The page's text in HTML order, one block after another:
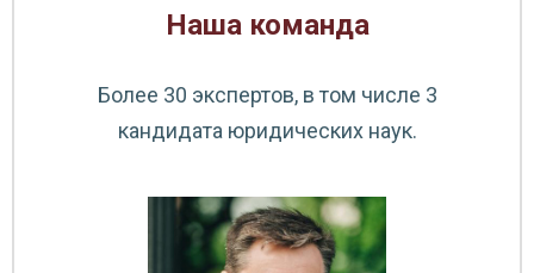
Наша команда
Более 30 экспертов, в том числе 3
кандидата юридических наук.
Емелина Ольга Васильевна